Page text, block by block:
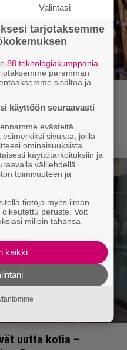
miljoonaa, ja tänne
uutta kotia –
Valintasi
tarjotaksemme
88 teknologiakumppania
paremman
sisältöä ja
käyttöön seuraavasti
evästeitä
sivuista, joilla
ominaisuuksista.
käyttötarkoituksiin ja
välilehdellä.
toimivuuteen ja
tietoja myös ilman
peruste. Voit
milloin tahansa
kaikki